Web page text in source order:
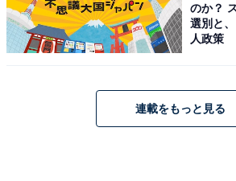
のか？
選別と
人政策
連載をもっと見る